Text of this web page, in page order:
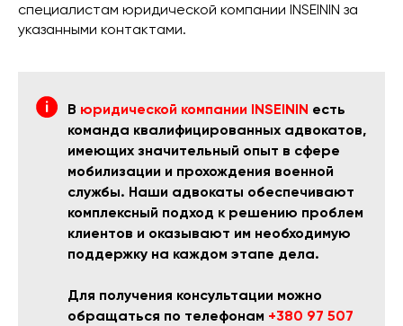
специалистам юридической компании INSEININ за
указанными контактами.
В юридической компании INSEININ есть
команда квалифицированных адвокатов,
имеющих значительный опыт в сфере
мобилизации и прохождения военной
службы. Наши адвокаты обеспечивают
комплексный подход к решению проблем
клиентов и оказывают им необходимую
поддержку на каждом этапе дела.
Для получения консультации можно
обращаться по телефонам +380 97 507